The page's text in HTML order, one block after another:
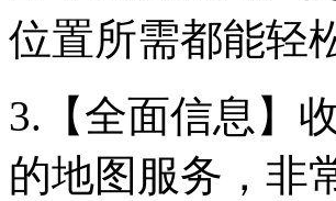
位置所需都能轻
3.【全面信息】
的地图服务，非